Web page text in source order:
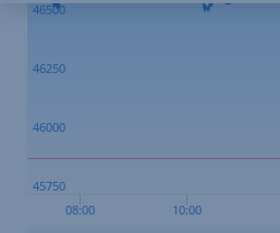
08:00 10:00
45750
46000
46250
46500